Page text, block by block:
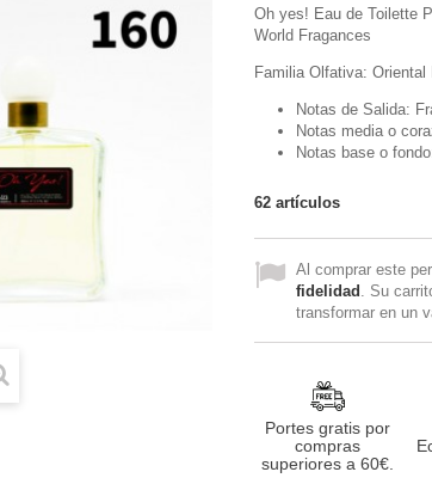
Oh yes! Eau de Toilette
World Fragances
Familia Olfativa: Oriental
Notas de Salida:
Notas media o
Notas base o
62 artículos
Al comprar este
fidelidad . Su
transformar en un
Portes gratis por
compras
superiores a 60€.